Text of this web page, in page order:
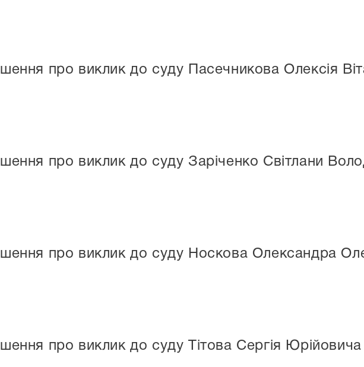
про виклик до суду Пасечникова Олексія
про виклик до суду Заріченко Світлани
про виклик до суду Носкова Олександра
про виклик до суду Тітова Сергія Юрійовича